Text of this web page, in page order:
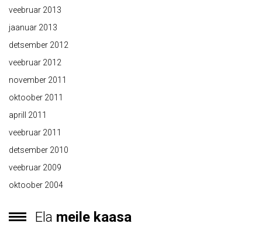
veebruar 2013
jaanuar 2013
detsember 2012
veebruar 2012
november 2011
oktoober 2011
aprill 2011
veebruar 2011
detsember 2010
veebruar 2009
oktoober 2004
Ela meile kaasa